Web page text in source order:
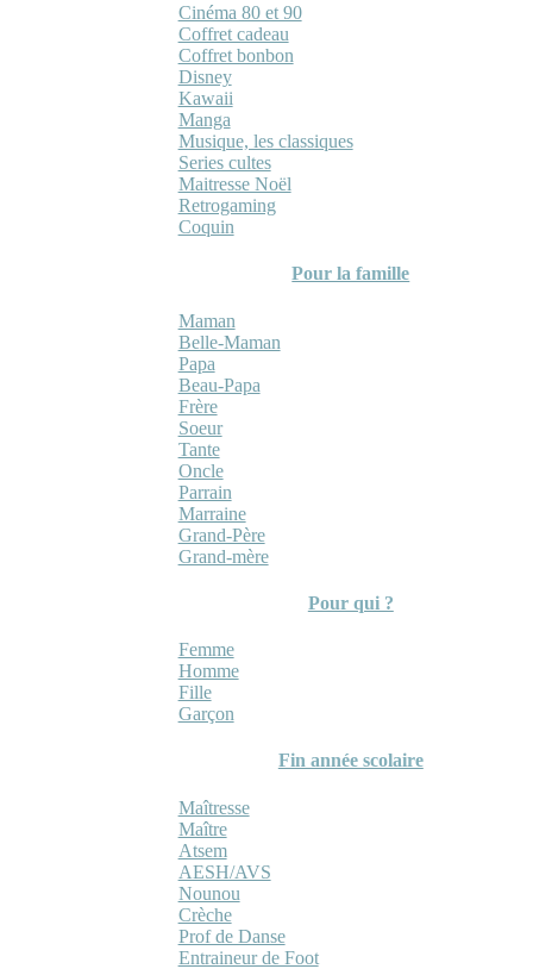
Cinéma 80 et 90
Coffret cadeau
Coffret bonbon
Disney
Kawaii
Manga
Musique, les classiques
Series cultes
Maitresse Noël
Retrogaming
Coquin
Pour la famille
Maman
Belle-Maman
Papa
Beau-Papa
Frère
Soeur
Tante
Oncle
Parrain
Marraine
Grand-Père
Grand-mère
Pour qui ?
Femme
Homme
Fille
Garçon
Fin année scolaire
Maîtresse
Maître
Atsem
AESH/AVS
Nounou
Crèche
Prof de Danse
Entraineur de Foot